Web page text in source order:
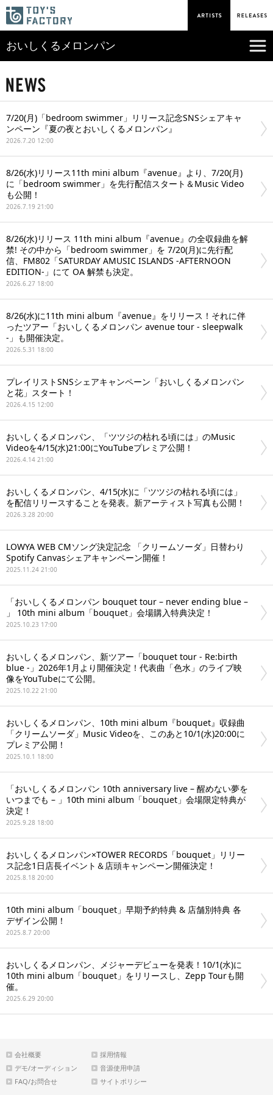
おいしくるメロンパン
7/20(月)「bedroom swimmer」リリース記念SNSシェアキャ
ンペーン『夏の夜とおいしくるメロンパン』
2026.7.20 12:00
8/26(水)リリース11th mini album『avenue』より、7/20(月)
に「bedroom swimmer」を先行配信スタート＆Music Video
も公開！
2026.7.19 21:00
8/26(水)リリース 11th mini album『avenue』の全収録曲を解
禁! その中から「bedroom swimmer」を 7/20(月)に先行配
信、FM802「SATURDAY AMUSIC ISLANDS -AFTERNOON
EDITION-」にて OA 解禁も決定。
2026.6.27 18:00
8/26(水)に11th mini album『avenue』をリリース！それに伴
ったツアー「おいしくるメロンパン avenue tour - sleepwalk
-」も開催決定。
2026.5.31 18:00
プレイリストSNSシェアキャンペーン「おいしくるメロンパン
と花」スタート！
2026.4.15 12:00
おいしくるメロンパン、「ツツジの枯れる頃には」のMusic
Videoを4/15(水)21:00にYouTubeプレミア公開！
2026.4.14 21:00
おいしくるメロンパン、4/15(水)に「ツツジの枯れる頃には」
を配信リリースすることを発表。新アーティスト写真も公開！
2026.3.28 20:00
LOWYA WEB CMソング決定記念 「クリームソーダ」日替わり
Spotify Canvasシェアキャンペーン開催！
2025.11.24 21:00
「おいしくるメロンパン bouquet tour – never ending blue –
」 10th mini album「bouquet」会場購入特典決定！
2025.10.23 17:00
おいしくるメロンパン、新ツアー「bouquet tour - Re:birth
blue -」2026年1月より開催決定！代表曲「色水」のライブ映
像をYouTubeにて公開。
2025.10.22 21:00
おいしくるメロンパン、10th mini album『bouquet』収録曲
「クリームソーダ」Music Videoを、このあと10/1(水)20:00に
プレミア公開！
2025.10.1 18:00
「おいしくるメロンパン 10th anniversary live – 醒めない夢を
いつまでも – 」10th mini album「bouquet」会場限定特典が
決定！
2025.9.28 18:00
おいしくるメロンパン×TOWER RECORDS「bouquet」リリー
ス記念1日店長イベント＆店頭キャンペーン開催決定！
2025.8.18 20:00
10th mini album「bouquet」早期予約特典 & 店舗別特典 各
デザイン公開！
2025.8.7 20:00
おいしくるメロンパン、メジャーデビューを発表！10/1(水)に
10th mini album「bouquet」をリリースし、Zepp Tourも開
催。
2025.6.29 20:00
会社概要
採用情報
デモ/オーディション
音源使用申請
FAQ/お問合せ
サイトポリシー